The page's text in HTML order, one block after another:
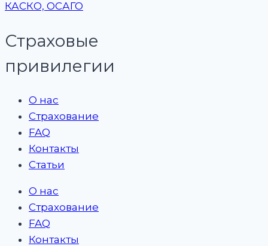
Страховые
привилегии
О нас
Страхование
FAQ
Контакты
Статьи
О нас
Страхование
FAQ
Контакты